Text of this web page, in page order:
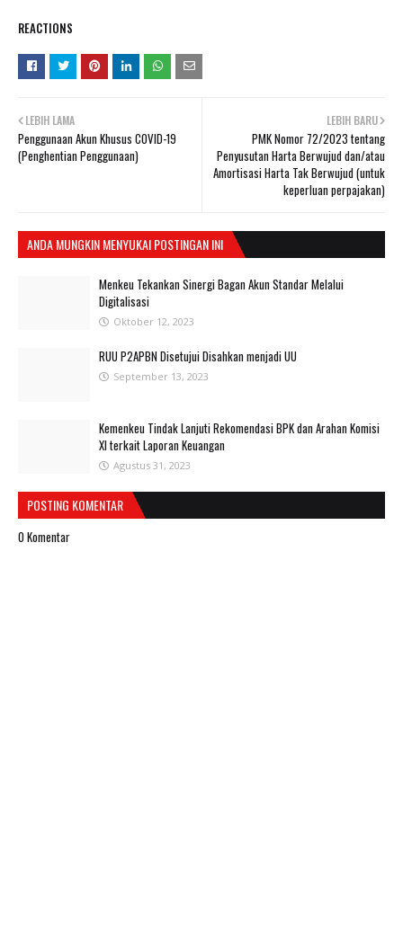
REACTIONS
LEBIH BARU
PMK Nomor 72/2023 tentang
Penyusutan Harta Berwujud dan/atau
Amortisasi Harta Tak Berwujud (untuk
keperluan perpajakan)
LEBIH LAMA
Penggunaan Akun Khusus COVID-19
(Penghentian Penggunaan)
ANDA MUNGKIN MENYUKAI POSTINGAN INI
Menkeu Tekankan Sinergi Bagan Akun Standar Melalui
Digitalisasi
Oktober 12, 2023
RUU P2APBN Disetujui Disahkan menjadi UU
September 13, 2023
Kemenkeu Tindak Lanjuti Rekomendasi BPK dan Arahan Komisi
XI terkait Laporan Keuangan
Agustus 31, 2023
POSTING KOMENTAR
0 Komentar